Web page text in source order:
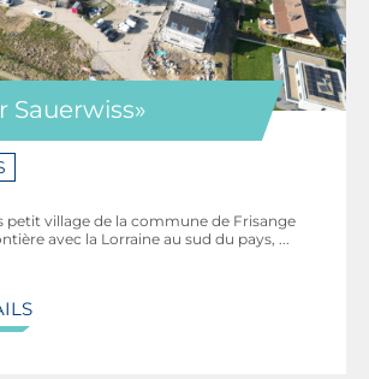
Sauerwiss»
petit village de la commune de Frisange
avec la Lorraine au sud du pays, ...